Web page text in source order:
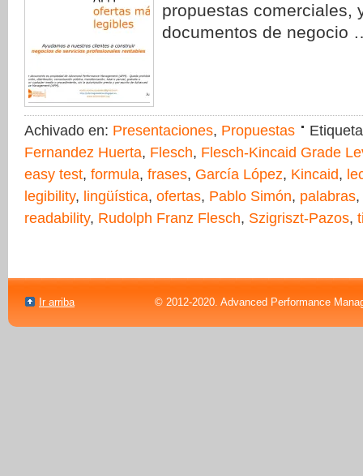
propuestas comerciales,
documentos de negocio
Achivado en: Presentaciones, Propuestas
Fernandez Huerta, Flesch, Flesch-Kincaid Grade
easy test, formula, frases, García López, Kincaid,
legibility, lingüística, ofertas, Pablo Simón, palabras,
readability, Rudolph Franz Flesch, Szigriszt-Pazos,
Ir arriba © 2012-2020. Advanced Performance